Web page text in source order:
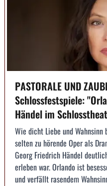
PASTORALE UND
Schlossfestspiele:
Händel im
Wie dicht Liebe und
selten zu hörende Oper als
Georg Friedrich Händel
erleben war. Orlando ist
und verfällt rasendem